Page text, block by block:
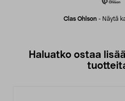
Clas Ohlson - Näytä
Haluatko ostaa